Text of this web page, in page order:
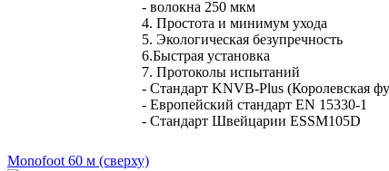
- волокна 250 мкм
4. Простота и минимум ухода
5. Экологическая безупречность
6.Быстрая установка
7. Протоколы испытаний
- Стандарт KNVB-Plus (Королевская
- Европейский стандарт EN 15330-1
- Стандарт Швейцарии ESSM105D
Monofoot 60 м (сверху)